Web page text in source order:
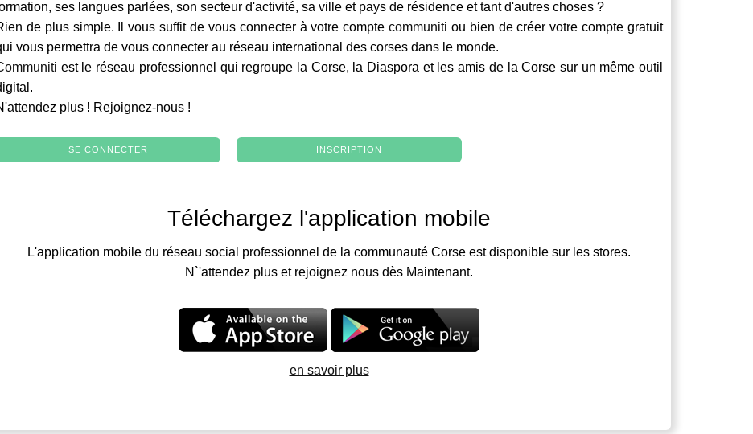
ses langues parlées, son secteur d'activité, sa ville et pays de résidence et tant d'autres choses ?
de plus simple. Il vous suffit de vous connecter à votre comptecommuniti ou bien de créer votre compte gratuit
vous permettra de vous connecter au réseau international des corses dans le monde.
est le réseau professionnel qui regroupe la Corse, la Diaspora et les amis de la Corse sur un même outil
plus ! Rejoignez-nous !
SE CONNECTER INSCRIPTION
Téléchargez l'application mobile
L'application mobile du réseau social professionnel de la communauté Corse est disponible sur les stores.
N`'attendez plus et rejoignez nous dès Maintenant.
en savoir plus